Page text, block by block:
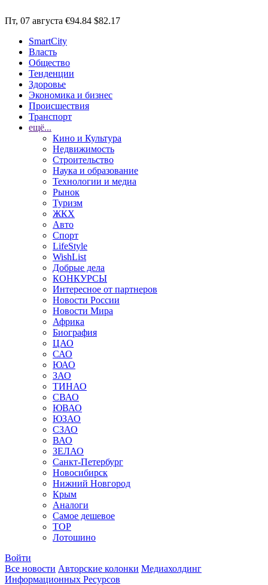
Пт, 07 августа €94.84 $82.17
SmartCity
Власть
Общество
Тенденции
Здоровье
Экономика и бизнес
Происшествия
Транспорт
ещё...
Кино и Культура
Недвижимость
Строительство
Наука и образование
Технологии и медиа
Рынок
Туризм
ЖКХ
Авто
Спорт
LifeStyle
WishList
Добрые дела
КОНКУРСЫ
Интересное от партнеров
Новости России
Новости Мира
Африка
Биография
ЦАО
САО
ЮАО
ЗАО
ТИНАО
СВАО
ЮВАО
ЮЗАО
СЗАО
ВАО
ЗЕЛАО
Санкт-Петербург
Новосибирск
Нижний Новгород
Крым
Аналоги
Самое дешевое
TOP
Лотошино
Войти
Все новости Авторские колонки Медиахолдинг
Информационных Ресурсов